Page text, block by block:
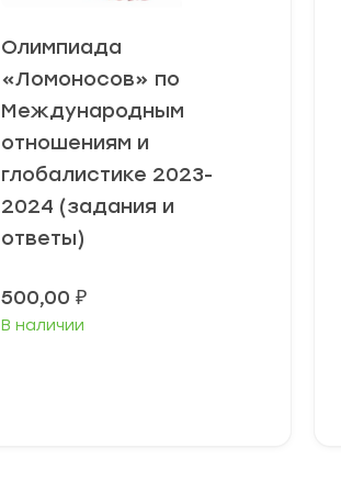
Олимпиада
«Ломоносов» по
Международным
отношениям и
глобалистике 2023-
2024 (задания и
ответы)
500,00 ₽
В наличии